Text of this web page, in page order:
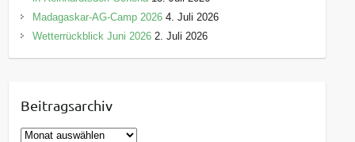
Madagaskar-AG-Camp 2026 4. Juli 2026
Wetterrückblick Juni 2026 2. Juli 2026
Beitragsarchiv
B